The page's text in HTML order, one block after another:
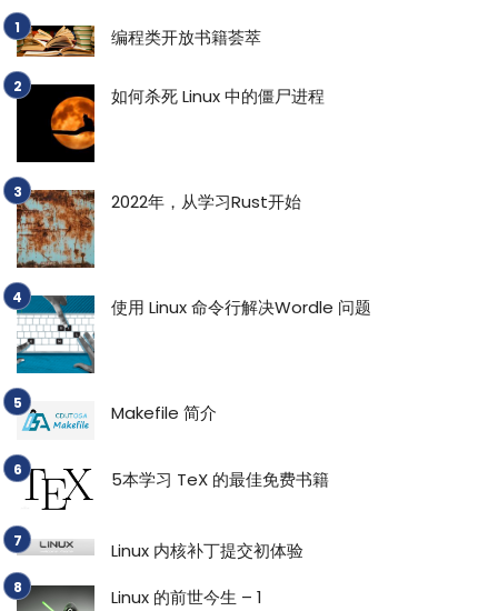
编程类开放书籍荟萃
如何杀死 Linux 中的僵尸进程
2022年，从学习Rust开始
使用 Linux 命令行解决Wordle 问题
Makefile 简介
5本学习 TeX 的最佳免费书籍
Linux 内核补丁提交初体验
Linux 的前世今生 – 1